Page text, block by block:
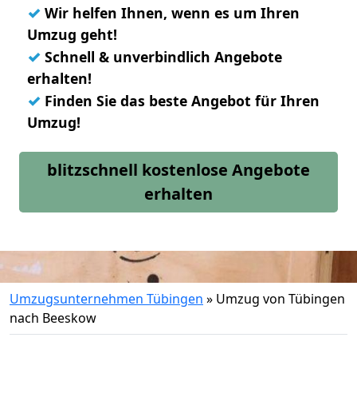
✓ Wir helfen Ihnen, wenn es um Ihren
Umzug geht!
✓ Schnell & unverbindlich Angebote
erhalten!
✓ Finden Sie das beste Angebot für Ihren
Umzug!
blitzschnell kostenlose Angebote
erhalten
Umzugsunternehmen Tübingen » Umzug von Tübingen
nach Beeskow